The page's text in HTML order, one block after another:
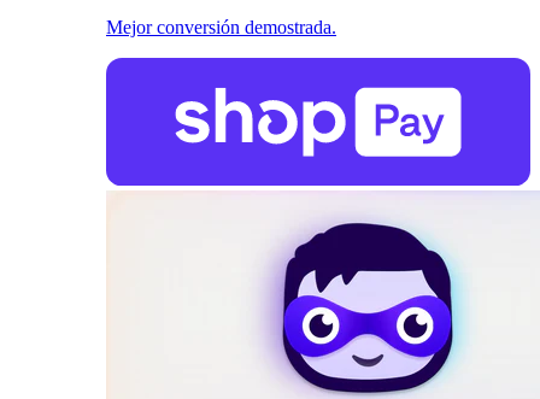
Mejor conversión demostrada.